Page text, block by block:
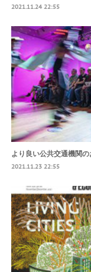
2021.11.24 22:55
より良い公共交通機関
2021.11.23 22:55